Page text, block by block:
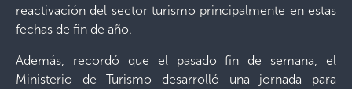
reactivación del sector turismo principalmente en estas
fechas de fin de año.
Además, recordó que el pasado fin de semana, el
Ministerio de Turismo desarrolló una jornada para